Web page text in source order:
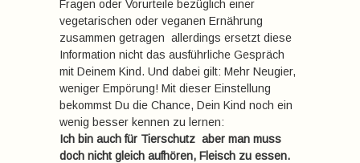
Fragen oder Vorurteile bezüglich einer
vegetarischen oder veganen Ernährung
zusammen getragen  allerdings ersetzt diese
Information nicht das ausführliche Gespräch
mit Deinem Kind. Und dabei gilt: Mehr Neugier,
weniger Empörung! Mit dieser Einstellung
bekommst Du die Chance, Dein Kind noch ein
wenig besser kennen zu lernen:
Ich bin auch für Tierschutz  aber man muss
doch nicht gleich aufhören, Fleisch zu essen.